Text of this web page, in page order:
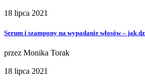
18 lipca 2021
Serum i szampony na wypadanie włosów – jak
przez Monika Torak
18 lipca 2021